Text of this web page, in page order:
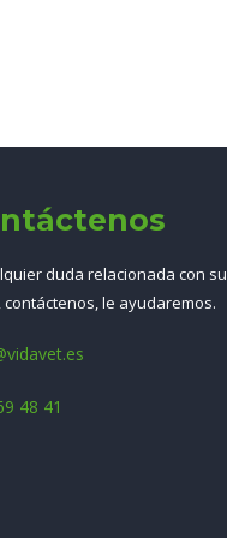
duda relacionada con su
contáctenos, le ayudaremos.
48 41